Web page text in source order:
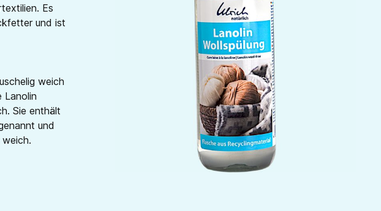
Es
und ist
weich
Lanolin
Sie enthält
und